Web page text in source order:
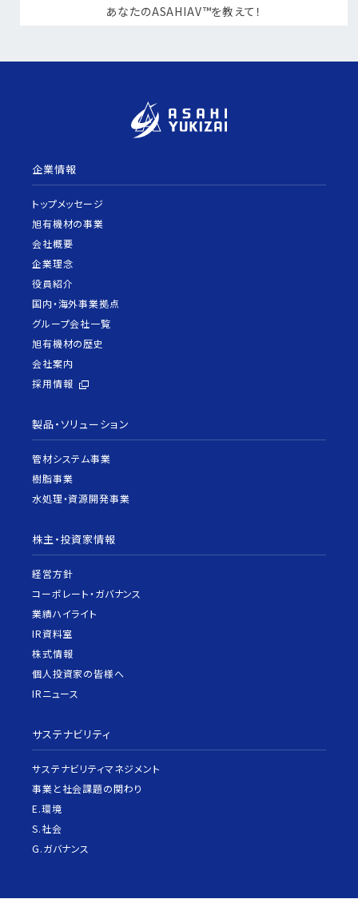
あなたのASAHIAV™を教えて！
企業情報
トップメッセージ
旭有機材の事業
会社概要
企業理念
役員紹介
国内・海外事業拠点
グループ会社一覧
旭有機材の歴史
会社案内
採用情報
製品・ソリューション
管材システム事業
樹脂事業
水処理・資源開発事業
株主・投資家情報
経営方針
コーポレート・ガバナンス
業績ハイライト
IR資料室
株式情報
個人投資家の皆様へ
IRニュース
サステナビリティ
サステナビリティマネジメント
事業と社会課題の関わり
E.環境
S.社会
G.ガバナンス